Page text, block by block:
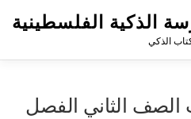
الذكية الفلسطينية
الذكي
الثاني الفصل